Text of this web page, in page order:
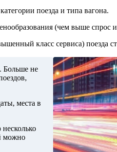
поезда и типа вагона.
(чем выше
класс сервиса) поезда
Больше не
места в
можно